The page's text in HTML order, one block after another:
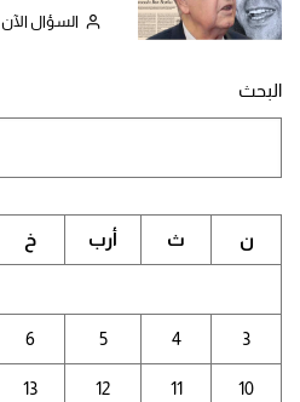
السؤال الآن
البحث
ن ث أرب خ
3
4
5
6
10
11
12
13